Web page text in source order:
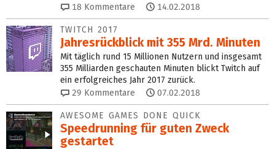
18 Kommentare 14.02.2018
TWITCH 2017
Jahresrückblick mit 355 Mrd. Minuten
Mit täglich rund 15 Millionen Nutzern und insgesamt
355 Milliarden geschauten Minuten blickt Twitch auf
ein erfolgreiches Jahr 2017 zurück.
29 Kommentare 07.02.2018
AWESOME GAMES DONE QUICK
Speedrunning für guten Zweck
gestartet